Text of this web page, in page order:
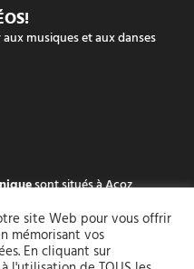
musiques et aux danses
sont situés à Acoz
en Belgique)
42 94 51
site Web pour vous offrir
mémorisant vos
En cliquant sur